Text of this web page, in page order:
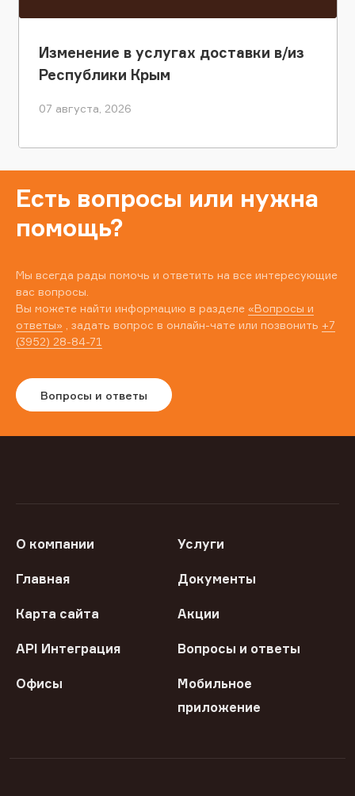
Изменение в услугах доставки в/из
Республики Крым
07 августа, 2026
Есть вопросы или нужна
помощь?
Мы всегда рады помочь и ответить на все интересующие
вас вопросы.
Вы можете найти информацию в разделе «Вопросы и
ответы» , задать вопрос в онлайн-чате или позвонить +7
(3952) 28-84-71
Вопросы и ответы
О компании Услуги
Главная Документы
Карта сайта Акции
API Интеграция Вопросы и ответы
Офисы
Мобильное
приложение